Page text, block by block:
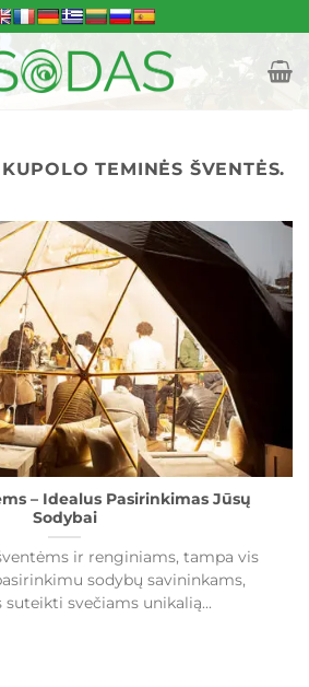
KUPOLO TEMINĖS ŠVENTĖS.
– Idealus Pasirinkimas Jūsų
Sodybai
ir renginiams, tampa vis
sodybų savininkams,
svečiams unikalią...